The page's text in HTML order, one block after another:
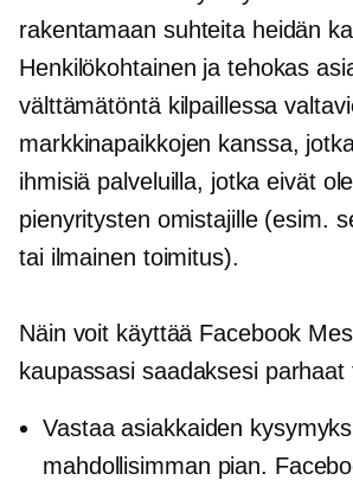
rakentamaan suhteita heidän
Henkilökohtainen ja tehokas
välttämätöntä kilpaillessa
markkinapaikkojen kanssa,
ihmisiä palveluilla, jotka eivät
pienyritysten omistajille (esim.
tai ilmainen toimitus).
Näin voit käyttää Facebook
kaupassasi saadaksesi parhaat
Vastaa asiakkaiden
mahdollisimman pian.